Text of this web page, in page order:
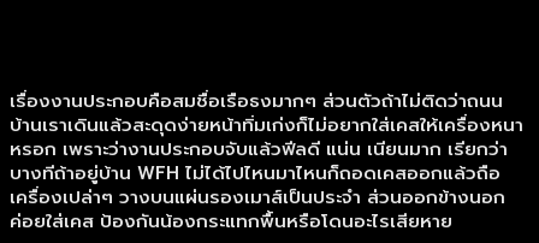
เรื่องงานประกอบคือสมชื่อเรือธงมากๆ ส่วนตัวถ้าไม่ติดว่าถนน
บ้านเราเดินแล้วสะดุดง่ายหน้าทิ่มเก่งก็ไม่อยากใส่เคสให้เครื่องหนา
หรอก เพราะว่างานประกอบจับแล้วฟีลดี แน่น เนียนมาก เรียกว่า
บางทีถ้าอยู่บ้าน WFH ไม่ได้ไปไหนมาไหนก็ถอดเคสออกแล้วถือ
เครื่องเปล่าๆ วางบนแผ่นรองเมาส์เป็นประจำ ส่วนออกข้างนอก
ค่อยใส่เคส ป้องกันน้องกระแทกพื้นหรือโดนอะไรเสียหาย